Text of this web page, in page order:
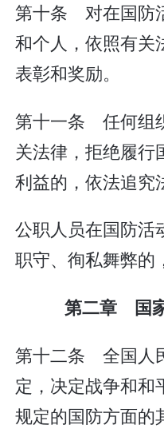
第十条 对在国防
和个人，依照有关
表彰和奖励。
第十一条 任何组
关法律，拒绝履行
利益的，依法追究
公职人员在国防活
职守、徇私舞弊的
第二章 国
第十二条 全国人
定，决定战争和和
规定的国防方面的